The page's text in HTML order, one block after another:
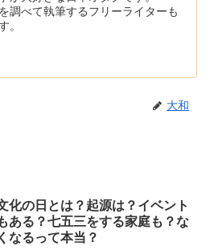
調べて執筆するフリーライターも
。
大和
化の日とは？起源は？イベント
ある？七五三をする家庭も？な
くなるって本当？